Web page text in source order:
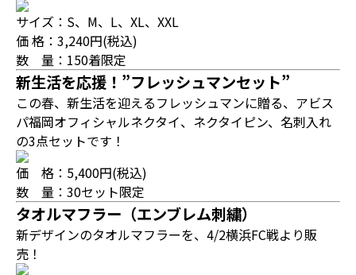
サイズ：S、M、L、XL、XXL
価 格：3,240円(税込)
数 量：150着限定
新生活を応援！”フレッシュマンセット”
この春、新生活を迎えるフレッシュマンに贈る、アビス
パ福岡オフィシャルネクタイ、ネクタイピン、名刺入れ
の3点セットです！
価 格：5,400円(税込)
数 量：30セット限定
タオルマフラー（エンブレム刺繍）
新デザインのタオルマフラーを、4/2横浜FC戦より販
売！